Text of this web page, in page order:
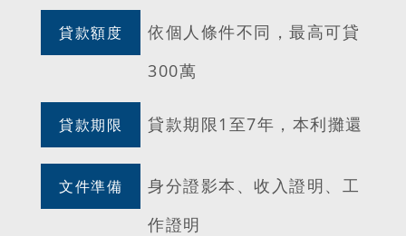
貸款額度
依個人條件不同，最高可貸
300萬
貸款期限 貸款期限1至7年，本利攤還
文件準備
身分證影本、收入證明、工
作證明